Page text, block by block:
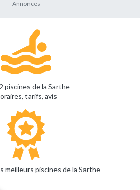
piscines de la Sarthe
tarifs, avis
meilleurs piscines de la Sarthe